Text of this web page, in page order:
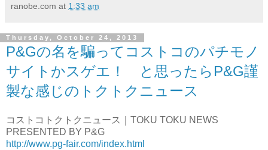
ranobe.com at 1:33 am
Thursday, October 24, 2013
P&Gの名を騙ってコストコのパチモノ
サイトかスゲエ！ と思ったらP&G謹
製な感じのトクトクニュース
コストコトクトクニュース｜TOKU TOKU NEWS
PRESENTED BY P&G
http://www.pg-fair.com/index.html